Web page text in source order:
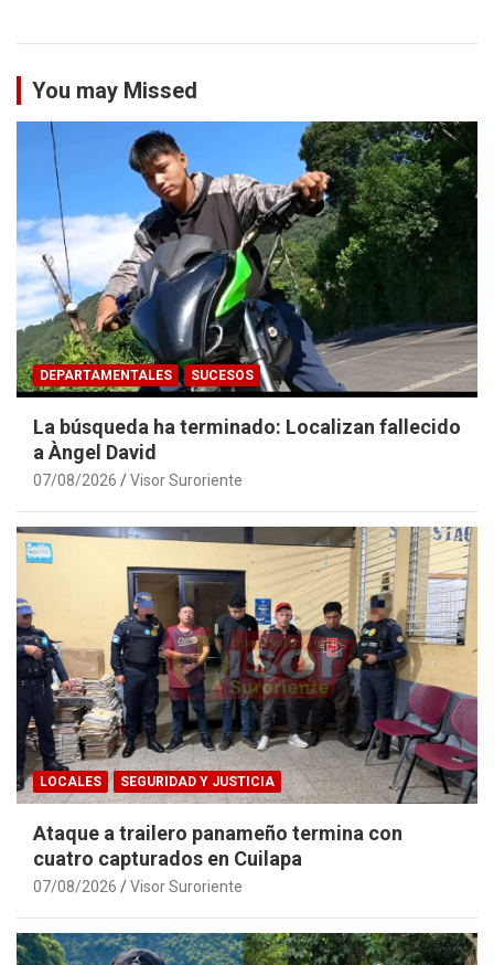
You may Missed
DEPARTAMENTALES SUCESOS
La búsqueda ha terminado: Localizan fallecido
a Àngel David
07/08/2026 Visor Suroriente
LOCALES SEGURIDAD Y JUSTICIA
Ataque a trailero panameño termina con
cuatro capturados en Cuilapa
07/08/2026 Visor Suroriente